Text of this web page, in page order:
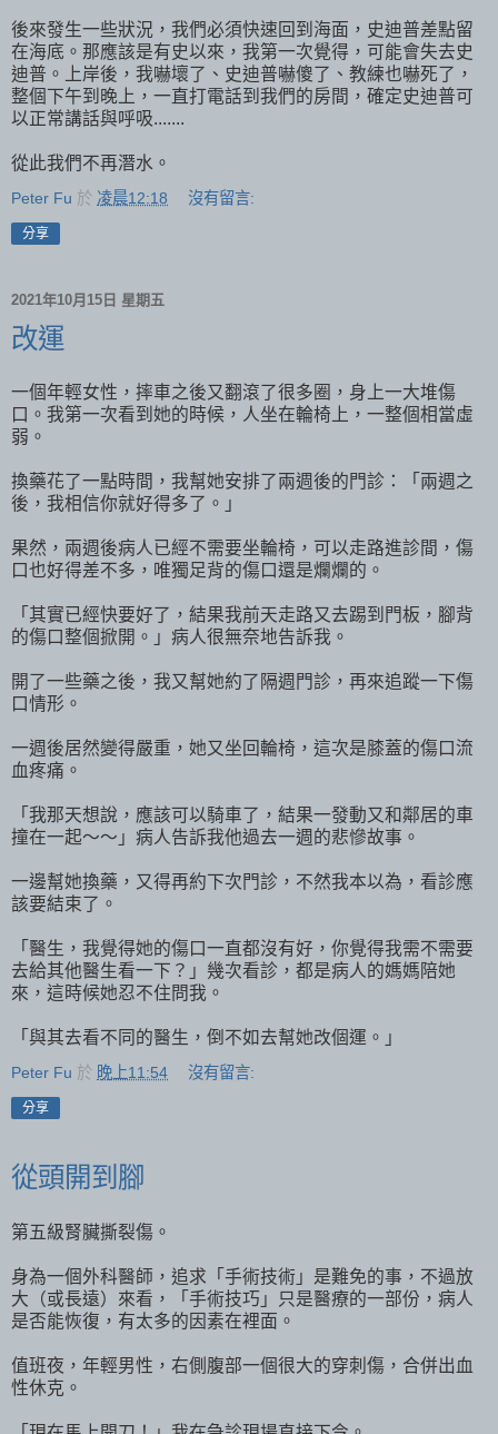
後來發生一些狀況，我們必須快速回到海面，史迪普差點留
在海底。那應該是有史以來，我第一次覺得，可能會失去史
迪普。上岸後，我嚇壞了、史迪普嚇傻了、教練也嚇死了，
整個下午到晚上，一直打電話到我們的房間，確定史迪普可
以正常講話與呼吸.......
從此我們不再潛水。
Peter Fu 於 凌晨12:18 沒有留言:
分享
2021年10月15日 星期五
改運
一個年輕女性，摔車之後又翻滾了很多圈，身上一大堆傷
口。我第一次看到她的時候，人坐在輪椅上，一整個相當虛
弱。
換藥花了一點時間，我幫她安排了兩週後的門診：「兩週之
後，我相信你就好得多了。」
果然，兩週後病人已經不需要坐輪椅，可以走路進診間，傷
口也好得差不多，唯獨足背的傷口還是爛爛的。
「其實已經快要好了，結果我前天走路又去踢到門板，腳背
的傷口整個掀開。」病人很無奈地告訴我。
開了一些藥之後，我又幫她約了隔週門診，再來追蹤一下傷
口情形。
一週後居然變得嚴重，她又坐回輪椅，這次是膝蓋的傷口流
血疼痛。
「我那天想說，應該可以騎車了，結果一發動又和鄰居的車
撞在一起～～」病人告訴我他過去一週的悲慘故事。
一邊幫她換藥，又得再約下次門診，不然我本以為，看診應
該要結束了。
「醫生，我覺得她的傷口一直都沒有好，你覺得我需不需要
去給其他醫生看一下？」幾次看診，都是病人的媽媽陪她
來，這時候她忍不住問我。
「與其去看不同的醫生，倒不如去幫她改個運。」
Peter Fu 於 晚上11:54 沒有留言:
分享
從頭開到腳
第五級腎臟撕裂傷。
身為一個外科醫師，追求「手術技術」是難免的事，不過放
大（或長遠）來看，「手術技巧」只是醫療的一部份，病人
是否能恢復，有太多的因素在裡面。
值班夜，年輕男性，右側腹部一個很大的穿刺傷，合併出血
性休克。